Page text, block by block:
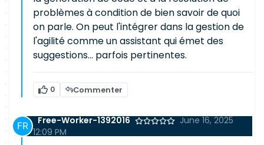
problèmes à condition de bien savoir de quoi
on parle. On peut l'intégrer dans la gestion de
l'agilité comme un assistant qui émet des
suggestions... parfois pertinentes.
0 Commenter
Free-Worker-1392016
June 16, 2025
12:09 PM